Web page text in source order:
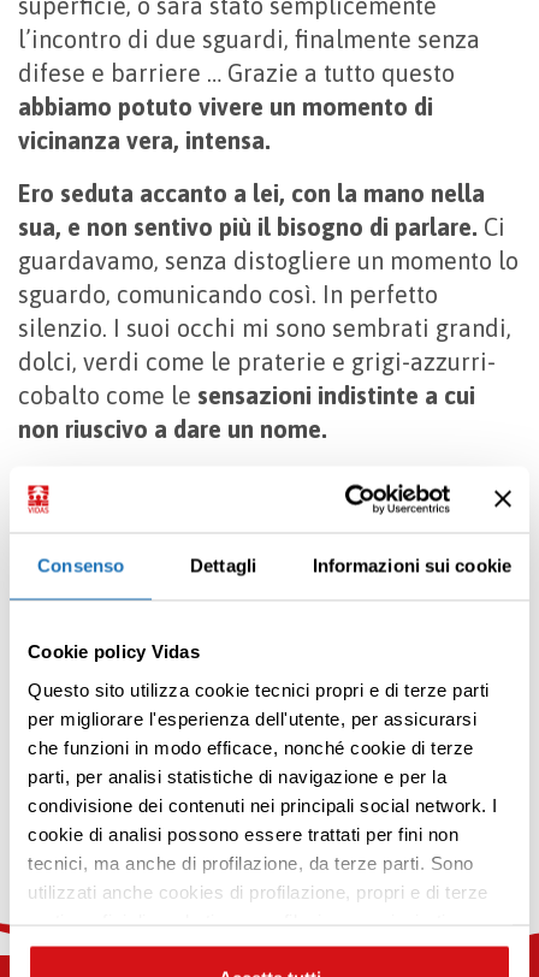
Consenso Dettagli Informazioni sui cookie
Cookie policy Vidas
Questo sito utilizza cookie tecnici propri e di terze parti
per migliorare l'esperienza dell'utente, per assicurarsi
che funzioni in modo efficace, nonché cookie di terze
parti, per analisi statistiche di navigazione e per la
condivisione dei contenuti nei principali social network. I
cookie di analisi possono essere trattati per fini non
tecnici, ma anche di profilazione, da terze parti. Sono
utilizzati anche cookies di profilazione, propri e di terze
contenuti mirati sulle tue preferenze e i tuoi interessi. Se
l’incontro di due sguardi, finalmente senza
difese e barriere … Grazie a tutto questo
abbiamo potuto vivere un momento di
vicinanza vera, intensa.
Ero seduta accanto a lei, con la mano nella
sua, e non sentivo più il bisogno di parlare. Ci
guardavamo, senza distogliere un momento lo
sguardo, comunicando così. In perfetto
silenzio. I suoi occhi mi sono sembrati grandi,
dolci, verdi come le praterie e grigi-azzurri-
cobalto come le sensazioni indistinte a cui
non riuscivo a dare un nome.
Solo, una, chiarissima. Una profonda
gratitudine per quello che ho ricevuto.
Condividi
Torna ai racconti
Articolo precedente
Premi INVIO per cercare o ESC per uscire